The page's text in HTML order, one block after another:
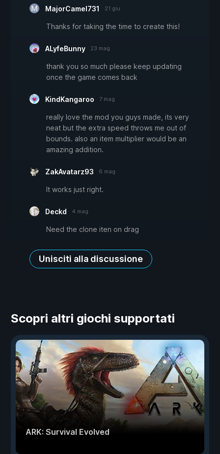
MajorCamel731 21 giu
Thanks for taking the time to create this!
ALyfeBunny 23 mag
thank you so much please keep updating
once the game comes back
KindKangaroo 7 mag
really love the mod you guys made, its very
neat but the extra speed throws me out of
bounds. also an item multiplier would be an
amazing addition.
ZakAvatarz93 6 mag
It works just right.
Deckd 4 mag
Need the clone iten on drag
Unisciti alla discussione
Scopri altri giochi supportati
ARK: Survival Evolved